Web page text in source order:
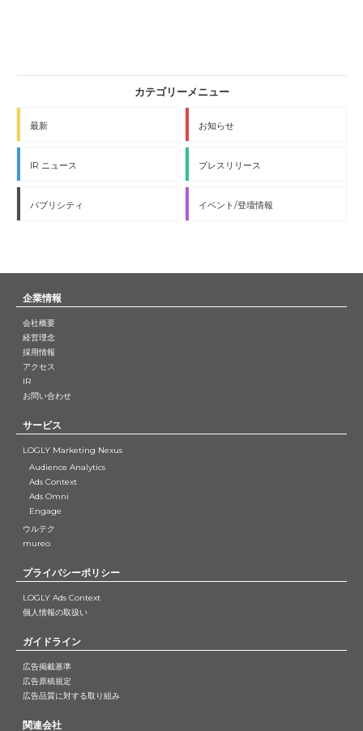
最新 お知らせ
IR ニュース プレスリリース
パブリシティ イベント/登壇情報
企業情報
会社概要
経営理念
採用情報
アクセス
IR
お問い合わせ
サービス
LOGLY Marketing Nexus
Audience Analytics
Ads Context
Ads Omni
Engage
ウルテク
mureo
プライバシーポリシー
LOGLY Ads Context
個人情報の取扱い
ガイドライン
広告掲載基準
広告原稿規定
広告品質に対する取り組み
関連会社